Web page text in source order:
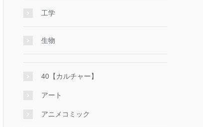
工学
生物
40【カルチャー】
アート
アニメコミック